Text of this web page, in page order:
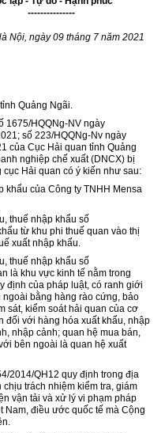
---------------
Nội, ngày 09 tháng 7 năm 2021
Quảng Ngãi.
1675/HQQNg-NV ngày
số 223/HQQNg-Nv ngày
của Cục Hải quan tỉnh Quảng
nghiệp chế xuất (DNCX) bị
cục Hải quan có ý kiến như sau:
khẩu của Công ty TNHH Mensa
thuế nhập khẩu số
từ khu phi thuế quan vào thị
xuất nhập khẩu.
thuế nhập khẩu số
là khu vực kinh tế nằm trong
định của pháp luật, có ranh giới
bằng hàng rào cứng, bảo
sát, kiểm soát hải quan của cơ
đối với hàng hóa xuất khẩu, nhập
nhập cảnh; quan hệ mua bán,
bên ngoài là quan hệ xuất
2014/QH12 quy định trong địa
trách nhiệm kiểm tra, giám
vận tải và xử lý vi phạm pháp
Nam, điều ước quốc tế mà Cộng